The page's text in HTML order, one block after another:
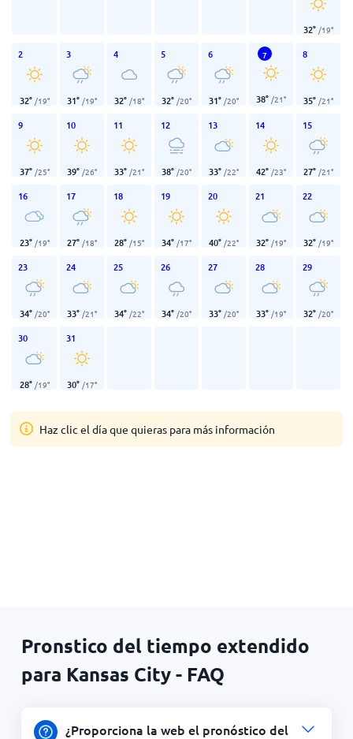
32° /19°
2
32° /19°
3
31° /19°
4
32° /18°
5
32° /20°
6
31° /20°
7
38° /21°
8
35° /21°
9
37° /25°
10
39° /26°
11
33° /21°
12
38° /20°
13
33° /22°
14
42° /23°
15
27° /21°
16
23° /19°
17
27° /18°
18
28° /15°
19
34° /17°
20
40° /22°
21
32° /19°
22
32° /19°
23
34° /20°
24
33° /21°
25
34° /22°
26
34° /20°
27
33° /20°
28
33° /19°
29
32° /20°
30
28° /19°
31
30° /17°
Haz clic el día que quieras para más información
Pronstico del tiempo extendido
para Kansas City - FAQ
¿Proporciona la web el pronóstico del